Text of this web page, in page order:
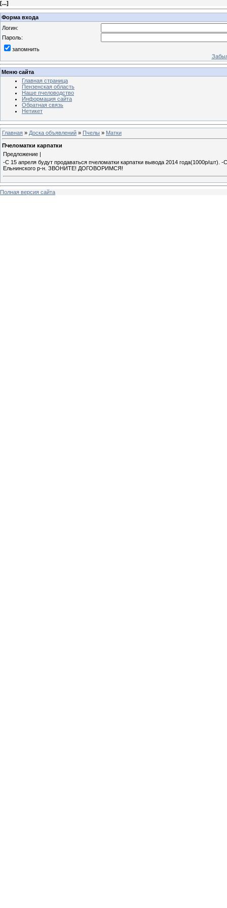
[...]
Форма входа
Логин:
Пароль:
запомнить
Меню сайта
Главная страница
Пензенская область
Наше пчеловодство
Информация сайта
Обратная связь
Нетикет
Главная » Доска объявлений » Пчелы » Матки
Пчеломатки карпатки
Предложение |
-С 15 апреля будут продаваться пчеломатки карпатки вывода 2014 года(1000р/
Ельнинского р-н. ЗВОНИТЕ! ДОГОВОРИМСЯ!
Полная версия сайта